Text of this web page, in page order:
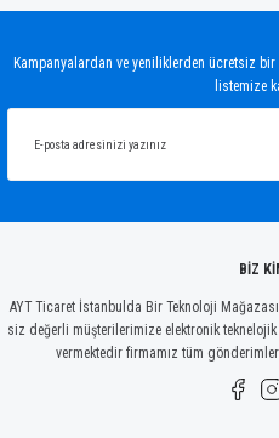
Ürün açıklamasında eksik bilgiler
Kampanyalardan ve yeniliklerden ücretsiz
listemize
BİZ
AYT Ticaret İstanbulda Bir Teknoloji
siz değerli müşterilerimize elektronik
vermektedir firmamız tüm